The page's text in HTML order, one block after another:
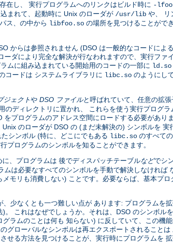
在し、 実行プログラムへのリンクはビルド時に -lfoo
まれて、起動時に Unix のローダが /usr/lib や、 リ
ス、の中から libfoo.so の場所を見つけることがで
からは参照されません (DSO は一般的なコードに
ーダにより完全な解決が行なわれますので、実行フ
ムに組み込まれている開始用のコードの一部に ld.so
コードは システムライブラリに libc.so のようにし
ジェクトや DSO ファイルと呼ばれていて、任意の拡
のディレクトリに置かれ、 これらを使う実行プログ
をプログラムのアドレス空間にロードする必要があ
のローダが DSO の (まだ未解決の) シンボルを
シンボル (特に、どこにでもある libc.so のすべて
プログラムのシンボルを知ることができます。
、プログラムは 後でディスパッチテーブルなどでシ
ムは必要なすべてのシンボルを手動で解決しなけれ
モリも消費しない) ことです。必要ならば、基本プ
少なくとも一つ難しい点が あります: プログラムを
。 これはなぜでしょうか。それは、DSO のシンボル
ラムのことは何も 知らない) に反していて、この機
グローバルなシンボルは再エクスポートされること
せる方法を見つけることが、実行時にプログラムを